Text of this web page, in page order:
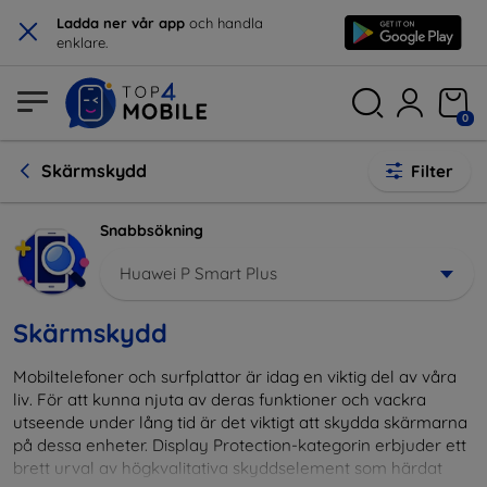
× Ladda ner vår app och handla
enklare.
0
Skärmskydd Filter
Snabbsökning
Huawei P Smart Plus
Skärmskydd
Mobiltelefoner och surfplattor är idag en viktig del av våra
liv. För att kunna njuta av deras funktioner och vackra
utseende under lång tid är det viktigt att skydda skärmarna
på dessa enheter. Display Protection-kategorin erbjuder ett
brett urval av högkvalitativa skyddselement som härdat